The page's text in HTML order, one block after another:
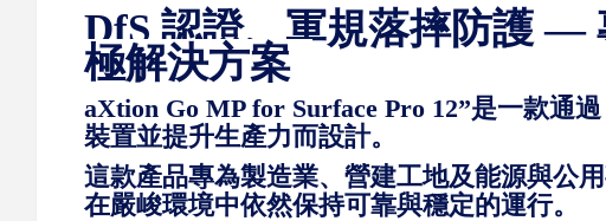
DfS 認證、軍規落摔防護 —
極解決方案
aXtion Go MP for Surface Pro 12”是一款通過
裝置並提升生產力而設計。
這款產品專為製造業、營建工地及能源與公
在嚴峻環境中依然保持可靠與穩定的運行。